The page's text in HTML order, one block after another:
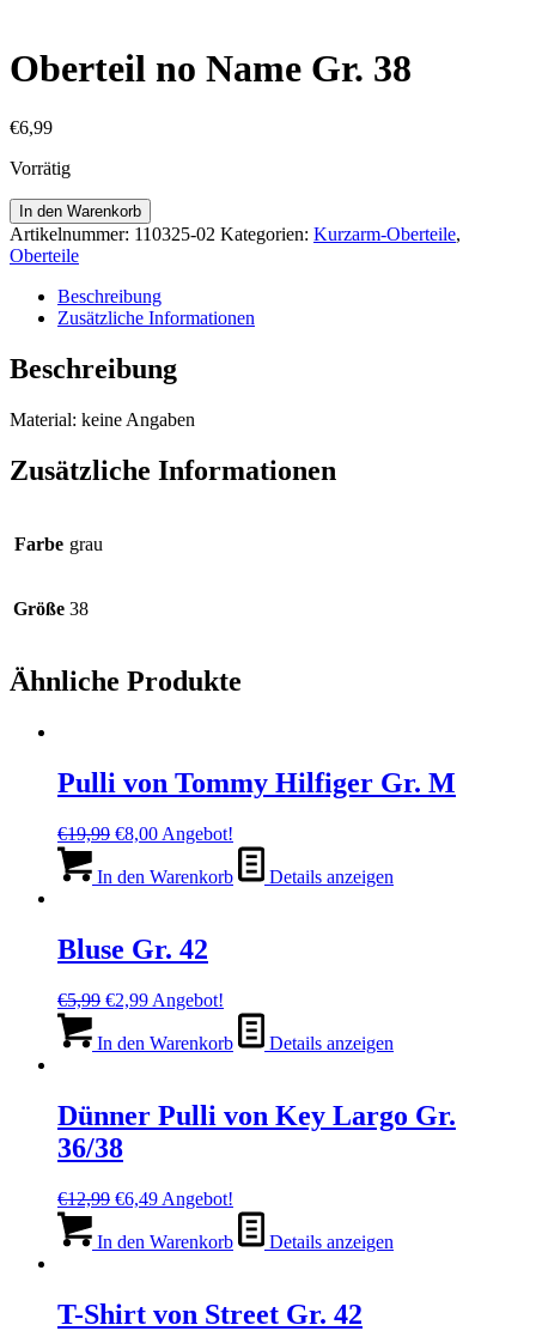
Oberteil no Name Gr. 38
€6,99
Vorrätig
Oberteil
no
Name
Menge
In den Warenkorb
Artikelnummer: 110325-02 Kategorien: Kurzarm-Oberteile,
Oberteile
Beschreibung
Zusätzliche Informationen
Beschreibung
Material: keine Angaben
Zusätzliche Informationen
Farbe grau
Größe 38
Ähnliche Produkte
Pulli von Tommy Hilfiger Gr. M
€19,99 Ursprünglicher
war:
€8,00Aktueller
ist:
Angebot!
In den Warenkorb Details anzeigen
Bluse Gr. 42
€5,99 Ursprünglicher
war:
€2,99Aktueller
ist:
Angebot!
In den Warenkorb Details anzeigen
Dünner Pulli von Key Largo Gr.
36/38
€12,99 Ursprünglicher
war:
€6,49Aktueller
ist:
Angebot!
In den Warenkorb Details anzeigen
T-Shirt von Street Gr. 42